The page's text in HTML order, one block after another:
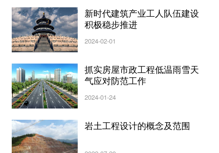
新时代建筑产业工人队伍建设
积极稳步推进
2024-02-01
抓实房屋市政工程低温雨雪天
气应对防范工作
2024-01-24
岩土工程设计的概念及范围